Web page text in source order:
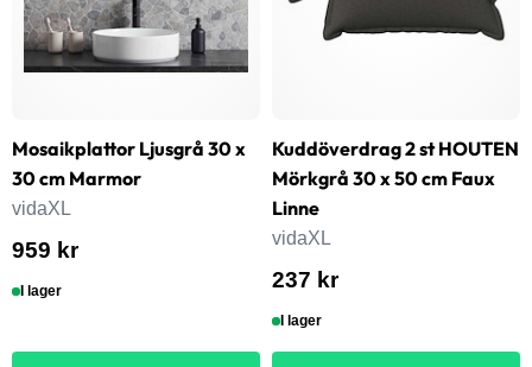
Mosaikplattor Ljusgrå 30 x
30 cm Marmor
vidaXL
959 kr
I lager
Kuddöverdrag 2 st HOUTEN
Mörkgrå 30 x 50 cm Faux
Linne
vidaXL
237 kr
I lager